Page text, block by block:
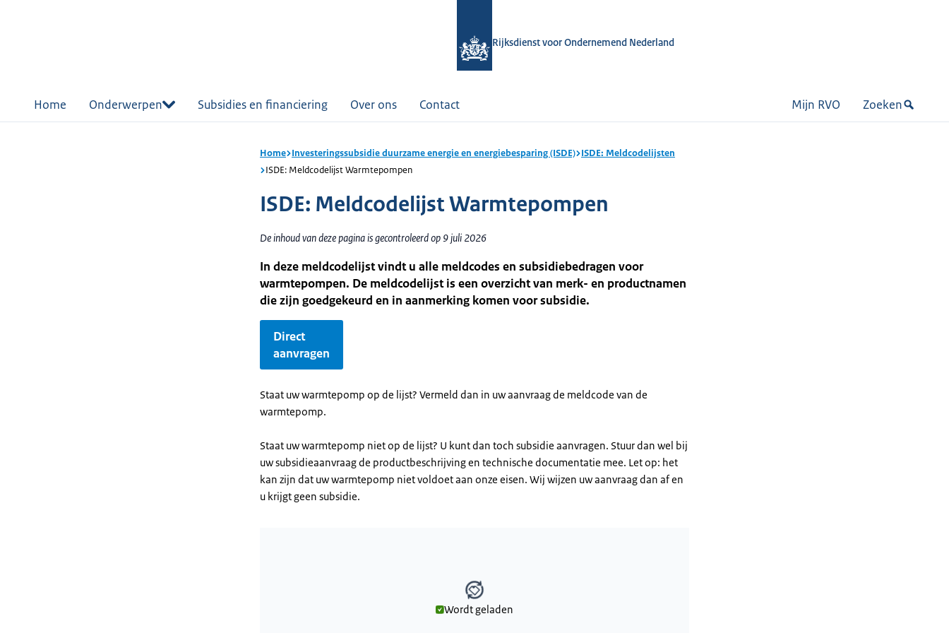
Rijksdienst voor Ondernemend Nederland
Home Onderwerpen Subsidies en financiering Over ons Contact Mijn RVO Zoeken
Home Investeringssubsidie duurzame energie en energiebesparing (ISDE) ISDE: Meldcodelijsten
ISDE: Meldcodelijst Warmtepompen
ISDE: Meldcodelijst Warmtepompen
De inhoud van deze pagina is gecontroleerd op 9 juli 2026
In deze meldcodelijst vindt u alle meldcodes en subsidiebedragen voor
warmtepompen. De meldcodelijst is een overzicht van merk- en productnamen
die zijn goedgekeurd en in aanmerking komen voor subsidie.
Direct
aanvragen
Staat uw warmtepomp op de lijst? Vermeld dan in uw aanvraag de meldcode van de
warmtepomp.
Staat uw warmtepomp niet op de lijst? U kunt dan toch subsidie aanvragen. Stuur dan wel bij
uw subsidieaanvraag de productbeschrijving en technische documentatie mee. Let op: het
kan zijn dat uw warmtepomp niet voldoet aan onze eisen. Wij wijzen uw aanvraag dan af en
u krijgt geen subsidie.
Wordt geladen